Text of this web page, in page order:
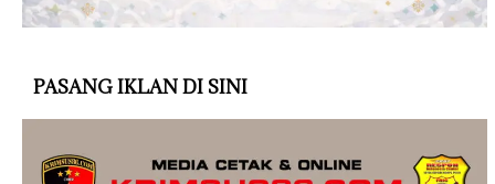
PASANG IKLAN DI SINI